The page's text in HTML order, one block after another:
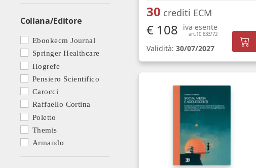
Collana/Editore
Ebookecm Journal
Springer Healthcare
Hogrefe
Pensiero Scientifico
Carocci
Raffaello Cortina
Poletto
Themis
Armando
30 crediti ECM
€ 108 iva esente
art.10 633/72
Validità: 30/07/2027